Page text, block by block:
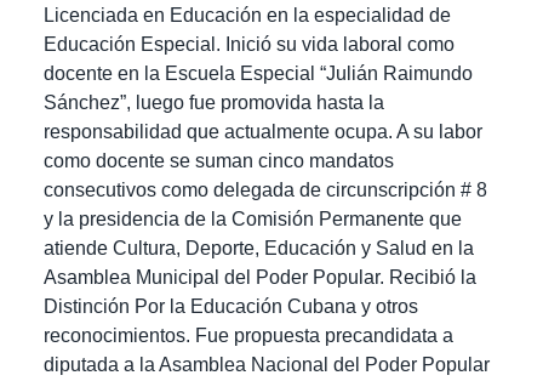
Licenciada en Educación en la especialidad de
Educación Especial. Inició su vida laboral como
docente en la Escuela Especial “Julián Raimundo
Sánchez”, luego fue promovida hasta la
responsabilidad que actualmente ocupa. A su labor
como docente se suman cinco mandatos
consecutivos como delegada de circunscripción # 8
y la presidencia de la Comisión Permanente que
atiende Cultura, Deporte, Educación y Salud en la
Asamblea Municipal del Poder Popular. Recibió la
Distinción Por la Educación Cubana y otros
reconocimientos. Fue propuesta precandidata a
diputada a la Asamblea Nacional del Poder Popular